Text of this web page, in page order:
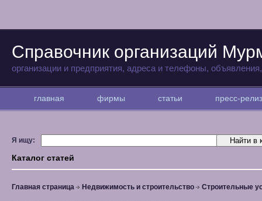
Справочник организаций
организации и предприятия, адреса и телефоны,
главная фирмы статьи пресс-
Я ищу:
Каталог статей
Главная страница Недвижимость и строительство Строительные